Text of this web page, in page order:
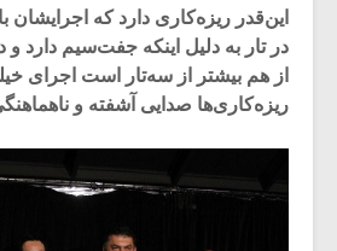
این‌قدر ریزه‌کاری دارد که اجرایشان
در تار به دلیل اینکه جفت‌سیم دارد
از هم بیشتر از سه‌تار است اجرای
ریزه‌کاری‌ها صدایی آشفته و